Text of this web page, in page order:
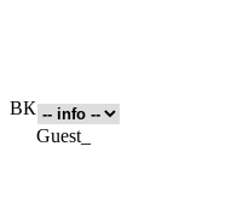
ВК
Guest_